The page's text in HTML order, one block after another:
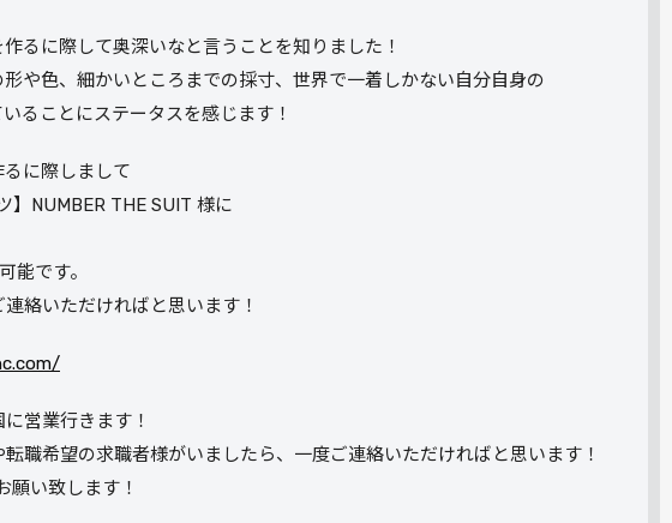
るに際して奥深いなと言うことを知りました！
や色、細かいところまでの採寸、世界で一着しかない自分自身の
ることにステータスを感じます！
に際しまして
】NUMBER THE SUIT 様に
能です。
絡いただければと思います！
営業行きます！
職希望の求職者様がいましたら、一度ご連絡いただければと思います！
願い致します！